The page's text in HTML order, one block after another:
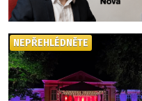
NEPŘEHLÉDNĚTE